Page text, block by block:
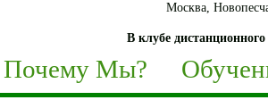
Москва,
В клубе дистанционного
Почему Мы?